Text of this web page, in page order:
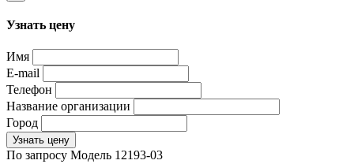
Узнать цену
Имя
E-mail
Телефон
Название организации
Город
Узнать цену
По запросу Модель 12193-03